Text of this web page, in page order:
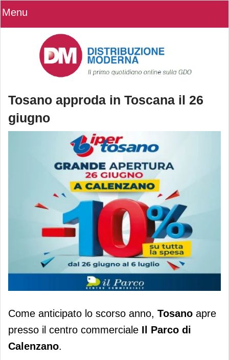
Menu
Tosano approda in Toscana il 26
giugno
Tosano approda in Toscana il 26
Come anticipato lo scorso anno, Tosano apre
presso il centro commerciale Il Parco di
Calenzano.